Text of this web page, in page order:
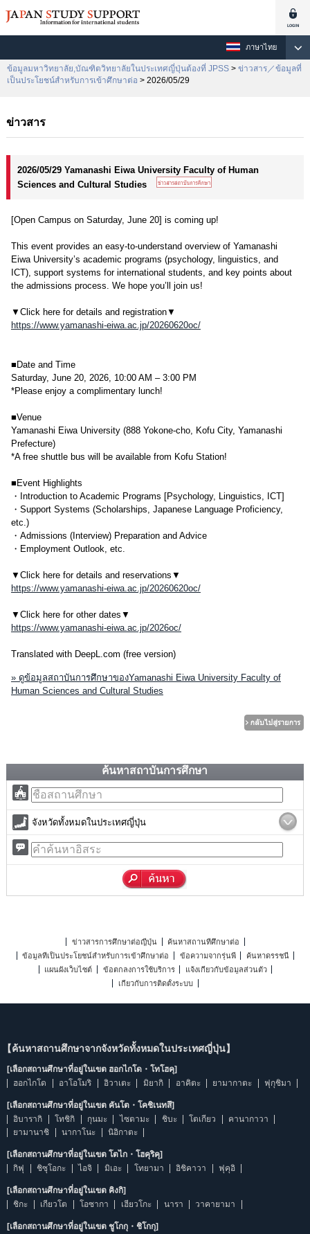
ภาษาไทย
ข้อมูลมหาวิทยาลัย,บัณฑิตวิทยาลัยในประเทศญี่ปุ่นต้องที่ JPSS > ข่าวสาร／ข้อมูลที่
เป็นประโยชน์สำหรับการเข้าศึกษาต่อ > 2026/05/29
ข่าวสาร
2026/05/29 Yamanashi Eiwa University Faculty of Human
Sciences and Cultural Studies
[Open Campus on Saturday, June 20] is coming up!
This event provides an easy-to-understand overview of Yamanashi
Eiwa University’s academic programs (psychology, linguistics, and
ICT), support systems for international students, and key points about
the admissions process. We hope you’ll join us!
▼Click here for details and registration▼
https://www.yamanashi-eiwa.ac.jp/20260620oc/
■Date and Time
Saturday, June 20, 2026, 10:00 AM – 3:00 PM
*Please enjoy a complimentary lunch!
■Venue
Yamanashi Eiwa University (888 Yokone-cho, Kofu City, Yamanashi
Prefecture)
*A free shuttle bus will be available from Kofu Station!
■Event Highlights
・Introduction to Academic Programs [Psychology, Linguistics, ICT]
・Support Systems (Scholarships, Japanese Language Proficiency,
etc.)
・Admissions (Interview) Preparation and Advice
・Employment Outlook, etc.
▼Click here for details and reservations▼
https://www.yamanashi-eiwa.ac.jp/20260620oc/
▼Click here for other dates▼
https://www.yamanashi-eiwa.ac.jp/2026oc/
Translated with DeepL.com (free version)
» ดูข้อมูลสถาบันการศึกษาของYamanashi Eiwa University Faculty of
Human Sciences and Cultural Studies
ค้นหาสถาบันการศึกษา
จังหวัดทั้งหมดในประเทศญี่ปุ่น
ข่าวสารการศึกษาต่อญี่ปุ่น
ค้นหาสถานที่ศึกษาต่อ
ข้อมูลที่เป็นประโยชน์สำหรับการเข้าศึกษาต่อ
ข้อความจากรุ่นพี่
ค้นหาดรรชนี
แผนผังเว็บไซต์
ข้อตกลงการใช้บริการ
แจ้งเกี่ยวกับข้อมูลส่วนตัว
เกี่ยวกับการติดตั้งระบบ
【ค้นหาสถานศึกษาจากจังหวัดทั้งหมดในประเทศญี่ปุ่น】
[เลือกสถานศึกษาที่อยู่ในเขต ฮอกไกโด・โทโฮคุ]
ฮอกไกโด
อาโอโมริ อิวาเตะ มิยากิ อาคิตะ ยามากาตะ ฟุกุชิมา
[เลือกสถานศึกษาที่อยู่ในเขต คันโต・โคชิเนทสึ]
อิบารากิ
โทชิกิ กุนมะ ไซตามะ ชิบะ โตเกียว
คานากาวา
ยามานาชิ
นากาโนะ นิอิกาตะ
[เลือกสถานศึกษาที่อยู่ในเขต โตไก・โฮคุริคุ]
กิฟุ
ชิซุโอกะ ไอจิ มิเอะ โทยามา อิชิคาวา ฟุคุอิ
[เลือกสถานศึกษาที่อยู่ในเขต คิงกิ]
ชิกะ
เกียวโต โอซากา เฮียวโกะ นารา วาคายามา
[เลือกสถานศึกษาที่อยู่ในเขต ชูโกกุ・ชิโกกุ]